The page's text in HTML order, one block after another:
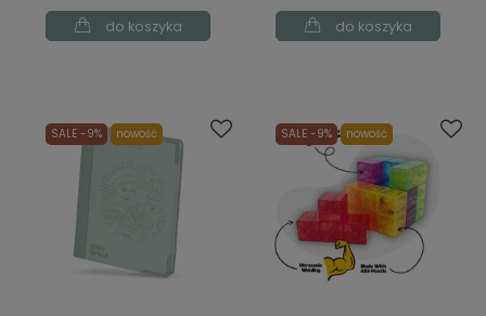
do koszyka do koszyka
SALE -9% nowość SALE -9% nowość